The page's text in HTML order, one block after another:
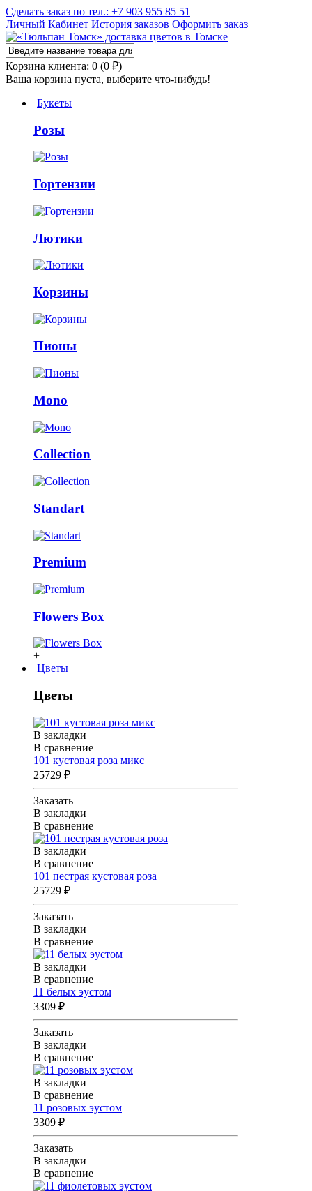
Сделать заказ по тел.: +7 903 955 85 51
Личный Кабинет История заказов Оформить заказ
Корзина клиента: 0 (0 ₽)
Ваша корзина пуста, выберите что-нибудь!
Букеты
Розы
Гортензии
Лютики
Корзины
Пионы
Mono
Collection
Standart
Premium
Flowers Box
+
Цветы
Цветы
В закладки
В сравнение
101 кустовая роза микс
25729 ₽
Заказать
В закладки
В сравнение
В закладки
В сравнение
101 пестрая кустовая роза
25729 ₽
Заказать
В закладки
В сравнение
В закладки
В сравнение
11 белых эустом
3309 ₽
Заказать
В закладки
В сравнение
В закладки
В сравнение
11 розовых эустом
3309 ₽
Заказать
В закладки
В сравнение